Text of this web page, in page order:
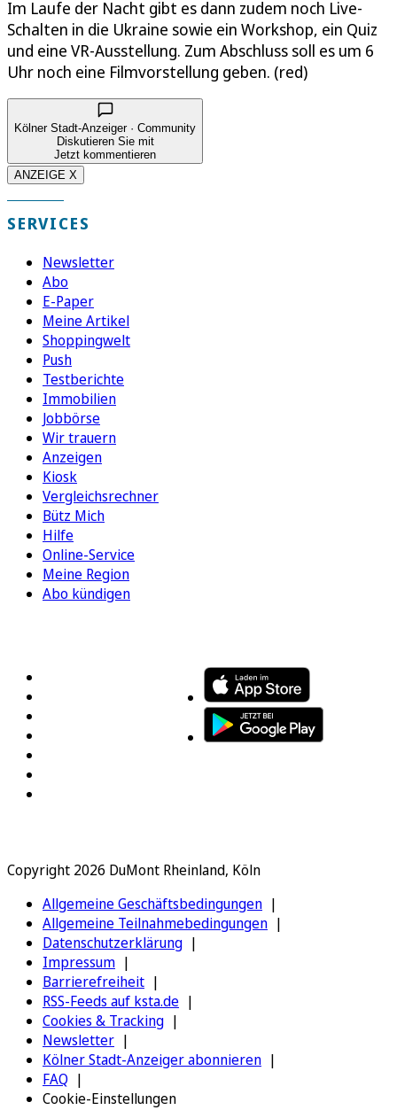
Im Laufe der Nacht gibt es dann zudem noch Live-
Schalten in die Ukraine sowie ein Workshop, ein Quiz
und eine VR-Ausstellung. Zum Abschluss soll es um 6
Uhr noch eine Filmvorstellung geben. (red)
Kölner Stadt-Anzeiger · Community
Diskutieren Sie mit
Jetzt kommentieren
ANZEIGE X
SERVICES
Newsletter
Abo
E-Paper
Meine Artikel
Shoppingwelt
Push
Testberichte
Immobilien
Jobbörse
Wir trauern
Anzeigen
Kiosk
Vergleichsrechner
Bütz Mich
Hilfe
Online-Service
Meine Region
Abo kündigen
Copyright 2026 DuMont Rheinland, Köln
Allgemeine Geschäftsbedingungen
Allgemeine Teilnahmebedingungen
Datenschutzerklärung
Impressum
Barrierefreiheit
RSS-Feeds auf ksta.de
Cookies & Tracking
Newsletter
Kölner Stadt-Anzeiger abonnieren
FAQ
Cookie-Einstellungen